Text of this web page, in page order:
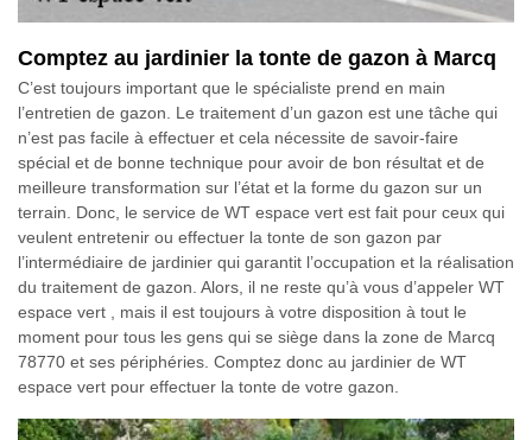
Comptez au jardinier la tonte de gazon à Marcq
C’est toujours important que le spécialiste prend en main
l’entretien de gazon. Le traitement d’un gazon est une tâche qui
n’est pas facile à effectuer et cela nécessite de savoir-faire
spécial et de bonne technique pour avoir de bon résultat et de
meilleure transformation sur l’état et la forme du gazon sur un
terrain. Donc, le service de WT espace vert est fait pour ceux qui
veulent entretenir ou effectuer la tonte de son gazon par
l’intermédiaire de jardinier qui garantit l’occupation et la réalisation
du traitement de gazon. Alors, il ne reste qu’à vous d’appeler WT
espace vert , mais il est toujours à votre disposition à tout le
moment pour tous les gens qui se siège dans la zone de Marcq
78770 et ses périphéries. Comptez donc au jardinier de WT
espace vert pour effectuer la tonte de votre gazon.